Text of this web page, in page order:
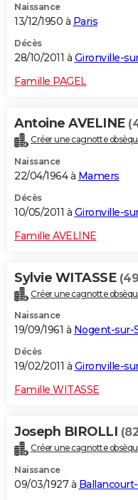
Naissance
13/12/1950 à Paris
Décès
28/10/2011 à Gironville-
Famille PAGEL
Antoine AVELINE
Créer une cagnotte
Naissance
22/04/1964 à Mamers
Décès
10/05/2011 à Gironville-
Famille AVELINE
Sylvie WITASSE
Créer une cagnotte
Naissance
19/09/1961 à Nogent-sur-
Décès
19/02/2011 à Gironville-
Famille WITASSE
Joseph BIROLLI
Créer une cagnotte
Naissance
09/03/1927 à